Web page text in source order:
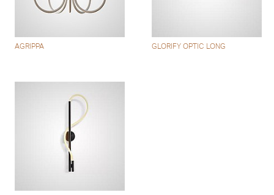
AGRIPPA GLORIFY OPTIC LONG